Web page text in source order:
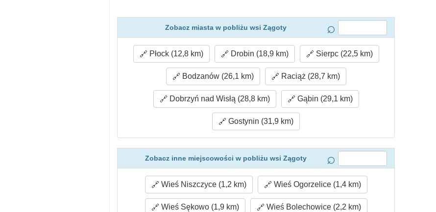
Zobacz miasta w pobliżu wsi Zągoty
Płock (12,8 km) Drobin (18,9 km) Sierpc (22,5 km)
Bodzanów (26,1 km) Raciąż (28,7 km)
Dobrzyń nad Wisłą (28,8 km) Gąbin (29,1 km)
Gostynin (31,9 km)
Zobacz inne miejscowości w pobliżu wsi Zągoty
Wieś Niszczyce (1,2 km) Wieś Ogorzelice (1,4 km)
Wieś Sękowo (1,9 km) Wieś Bolechowice (2,2 km)